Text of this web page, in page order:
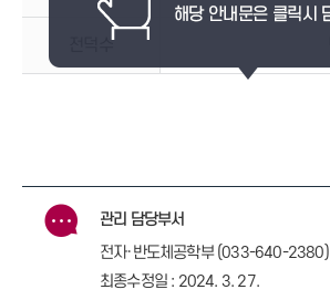
전덕수
관리 담당부서
전자·반도체공학부 (033-640-2380)
최종수정일 : 2024. 3. 27.